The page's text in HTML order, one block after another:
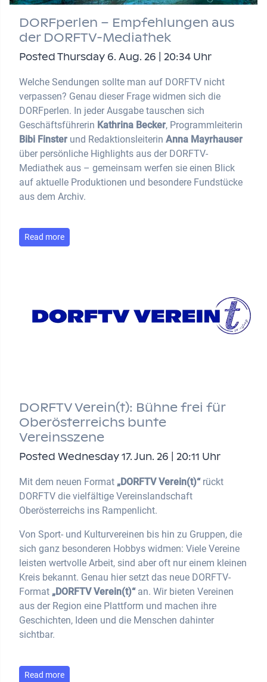
DORFperlen – Empfehlungen aus
der DORFTV-Mediathek
Posted Thursday 6. Aug. 26 | 20:34 Uhr
Welche Sendungen sollte man auf DORFTV nicht
verpassen? Genau dieser Frage widmen sich die
DORFperlen. In jeder Ausgabe tauschen sich
Geschäftsführerin Kathrina Becker, Programmleiterin
Bibi Finster und Redaktionsleiterin Anna Mayrhauser
über persönliche Highlights aus der DORFTV-
Mediathek aus – gemeinsam werfen sie einen Blick
auf aktuelle Produktionen und besondere Fundstücke
aus dem Archiv.
Read more
DORFTV Verein(t): Bühne frei für
Oberösterreichs bunte
Vereinsszene
Posted Wednesday 17. Jun. 26 | 20:11 Uhr
Mit dem neuen Format „DORFTV Verein(t)“rückt
DORFTV die vielfältige Vereinslandschaft
Oberösterreichs ins Rampenlicht.
Von Sport- und Kulturvereinen bis hin zu Gruppen, die
sich ganz besonderen Hobbys widmen: Viele Vereine
leisten wertvolle Arbeit, sind aber oft nur einem kleinen
Kreis bekannt. Genau hier setzt das neue DORFTV-
Format „DORFTV Verein(t)“an. Wir bieten Vereinen
aus der Region eine Plattform und machen ihre
Geschichten, Ideen und die Menschen dahinter
sichtbar.
Read more